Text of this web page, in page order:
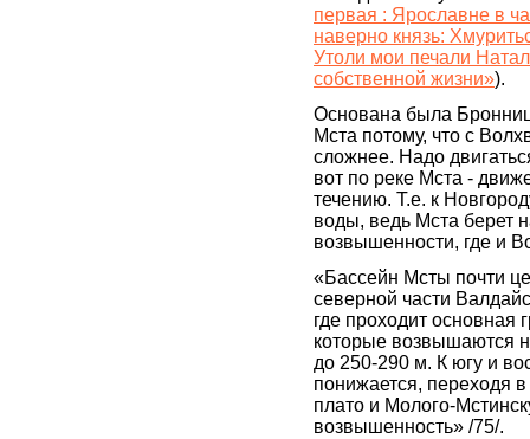
первая : Ярославне в
наверно князь:
Утоли мои печали
собственной жизни»).
Основана была
Мста потому, что с
сложнее. Надо
вот по реке Мста -
течению. Т.е. к
воды, ведь Мста берет
возвышенности, где и
«Бассейн Мсты почти
северной части
где проходит основная
которые возвышаются
до 250-290 м. К югу и
понижается, переходя
плато и Молого-
возвышенность» /75/.